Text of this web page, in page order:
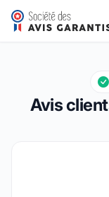
Materiel-velo.com
Note globale : 9,7
9,7/10
Avis